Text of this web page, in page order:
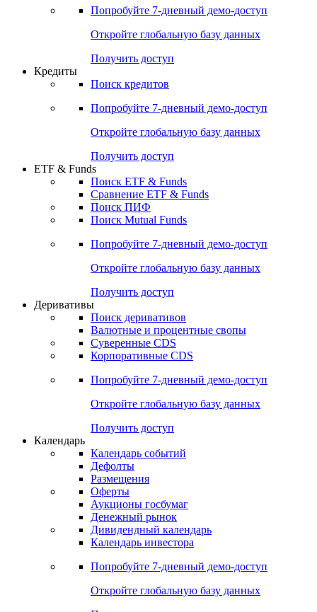
Поиск акций
Российские IPO/SPO
Попробуйте7-дневный
Откройте глобальную базу данных
Получить доступ
Поиск кредитов
Попробуйте7-дневный
Откройте глобальную базу данных
Получить доступ
ETF & Funds
Сравнение ETF & Funds
Поиск Mutual Funds
Попробуйте7-дневный
Откройте глобальную базу данных
Получить доступ
Деривативы
Валютные и процентные свопы
Корпоративные CDS
Попробуйте7-дневный
Откройте глобальную базу данных
Получить доступ
Календарь
Календарь событий
Дефолты
Размещения
Оферты
Денежный рынок
Календарь инвестора